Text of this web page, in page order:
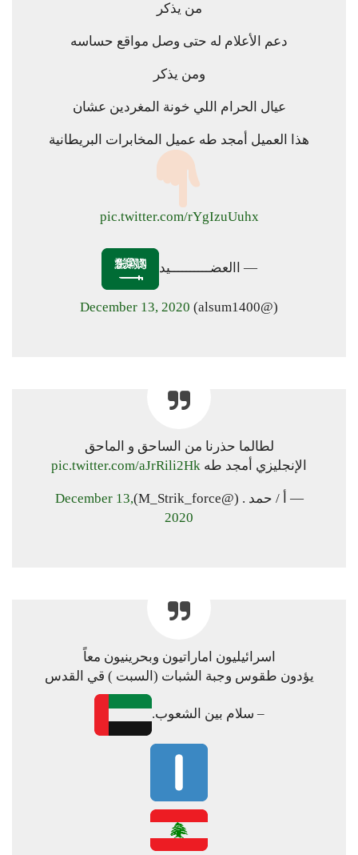
من يذكر
دعم الأعلام له حتى وصل مواقع حساسه
ومن يذكر
عيال الحرام اللي خونة المغردين عشان
هذا العميل أمجد طه عميل المخابرات البريطانية
pic.twitter.com/rYgIzuUuhx
— االعضــــــــــيد
(@alsum1400)
December 13, 2020
لطالما حذرنا من الساحق و الماحق
الإنجليزي أمجد طه pic.twitter.com/aJrRili2Hk
— أ / حمد . (@M_Strik_force)
December 13,
2020
اسرائيليون اماراتيون وبحرينيون معاً
يؤدون طقوس وجبة الشبات (السبت ) قي القدس
– سلام بين الشعوب.